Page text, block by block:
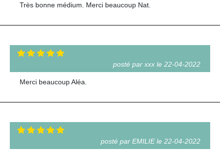
Très bonne médium. Merci beaucoup Nat.
posté par xxx le 22-04-2022
Merci beaucoup Aléa.
posté par EMILIE le 22-04-2022